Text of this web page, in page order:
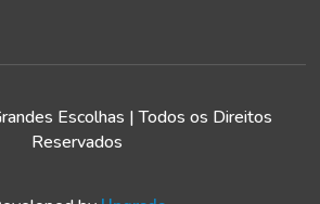
Escolhas | Todos os Direitos
Reservados